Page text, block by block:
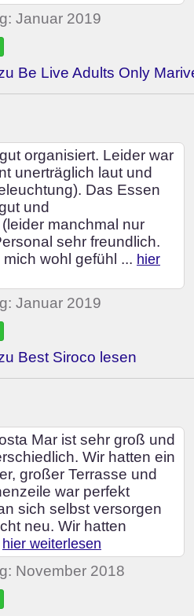
Januar 2019
Be Live Adults Only
organisiert. Leider war
unerträglich laut und
Das Essen
und
manchmal nur
sehr freundlich.
wohl gefühl ... hier
Januar 2019
Best Siroco lesen
Mar ist sehr groß und
Wir hatten ein
großer Terrasse und
war perfekt
sich selbst versorgen
neu. Wir hatten
hier weiterlesen
November 2018